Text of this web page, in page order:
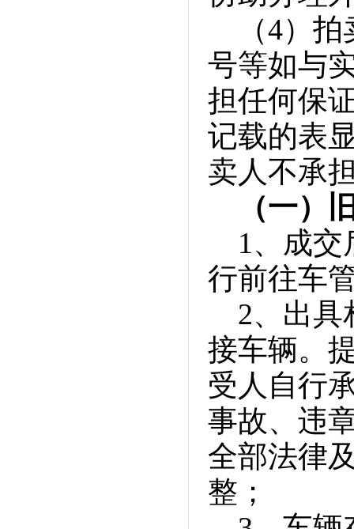
（4）
号等如与
担任何保
记载的表
卖人不承
（一）
1、成
行前往车
2、出具
接车辆。
受人自行
事故、违
全部法律
整；